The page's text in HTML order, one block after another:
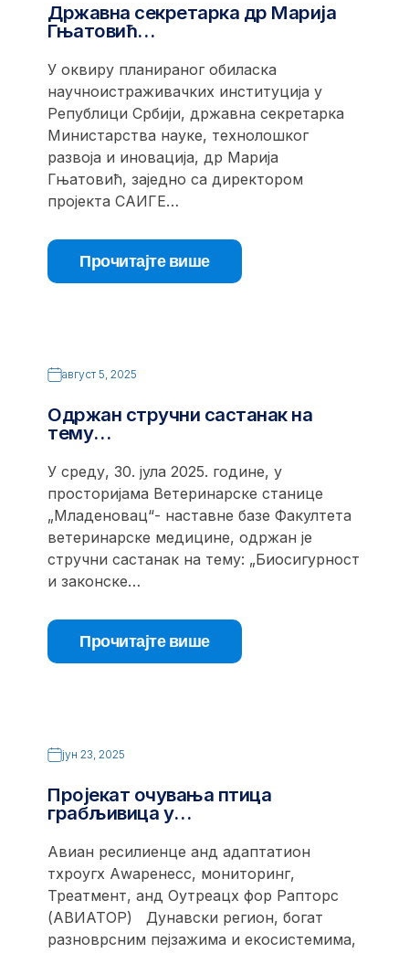
Државна секретарка др Марија
Гњатовић…
У оквиру планираног обиласка
научноистраживачких институција у
Републици Србији, државна секретарка
Министарства науке, технолошког
развоја и иновација, др Марија
Гњатовић, заједно са директором
пројекта САИГЕ…
Прочитајте више
август 5, 2025
Одржан стручни састанак на
тему…
У среду, 30. јула 2025. године, у
просторијама Ветеринарске станице
„Младеновац“- наставне базе Факултета
ветеринарске медицине, одржан је
стручни састанак на тему: „Биосигурност
и законске…
Прочитајте више
јун 23, 2025
Пројекат очувања птица
грабљивица у…
Авиан ресилиенце анд адаптатион
тхроугх Аwаренесс, мониторинг,
Треатмент, анд Оутреацх фор Рапторс
(АВИАТОР) Дунавски регион, богат
разноврсним пејзажима и екосистемима,